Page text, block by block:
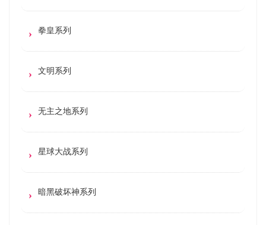
拳皇系列
文明系列
无主之地系列
星球大战系列
暗黑破坏神系列